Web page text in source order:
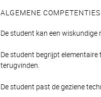
ALGEMENE COMPETENTIES
De student kan een
De student begrijpt elementaire
terugvinden.
De student past de geziene